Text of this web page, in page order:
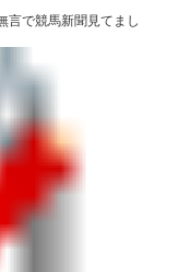
言で競馬新聞見てまし